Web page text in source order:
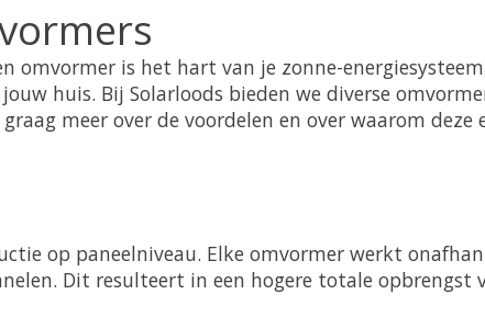
omvormer is het hart van je zonne-
huis. Bij Solarloods bieden we diverse
meer over de voordelen en over waarom
op paneelniveau. Elke omvormer werkt
Dit resulteert in een hogere totale opbrengst